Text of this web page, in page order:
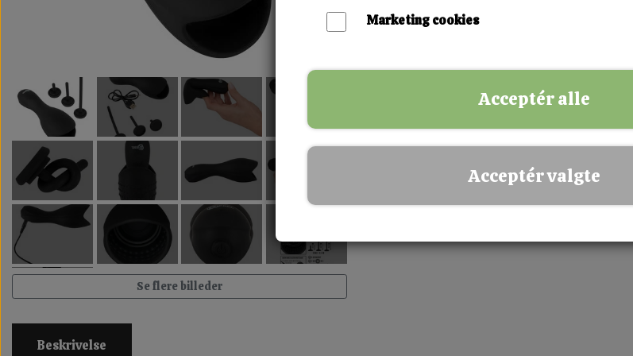
Se flere billeder
✅ Dansk webshop
✅ Sikker betaling
Beskrivelse
Marketing cookies
Acceptér alle
Acceptér valgte